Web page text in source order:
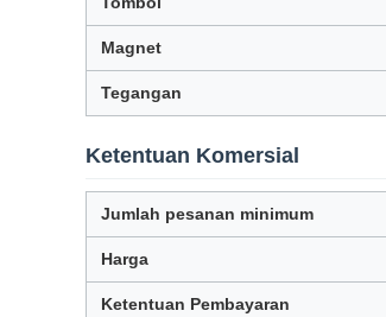
Magnet
Tegangan
Ketentuan Komersial
Jumlah pesanan minimum
Harga
Ketentuan Pembayaran